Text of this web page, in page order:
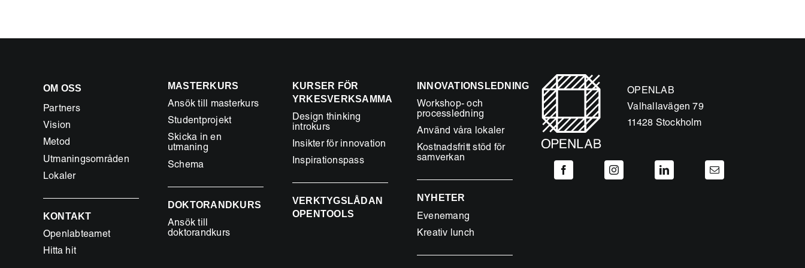
OM OSS
Partners
Vision
Metod
Utmaningsområden
Lokaler
KONTAKT
Openlabteamet
Hitta hit
MASTERKURS
Ansök till masterkurs
Studentprojekt
Skicka in en
utmaning
Schema
DOKTORANDKURS
Ansök till
doktorandkurs
KURSER FÖR
YRKESVERKSAMMA
Design thinking
introkurs
Insikter för innovation
Inspirationspass
VERKTYGSLÅDAN
OPENTOOLS
INNOVATIONSLEDNING
Workshop- och
processledning
Använd våra lokaler
Kostnadsfritt stöd för
samverkan
NYHETER
Evenemang
Kreativ lunch
OPENLAB
Valhallavägen 79
11428 Stockholm